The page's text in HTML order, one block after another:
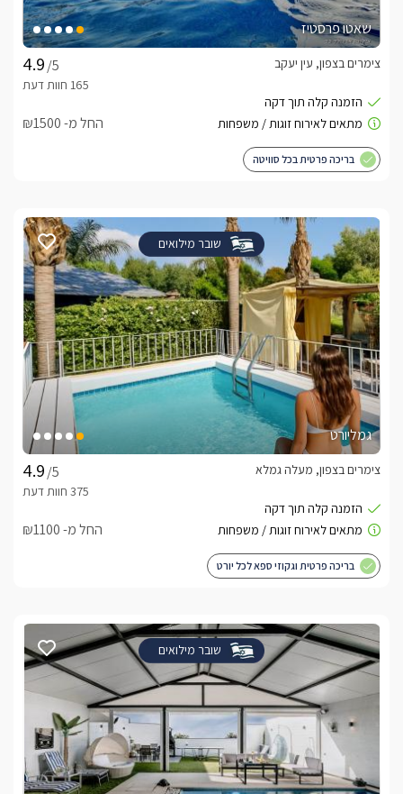
שאטו פרסטיז
/5
צימרים בצפון, עין יעקב
החל מ- ₪1500
בריכה פרטית בכל סוויטה
שובר מילואים
גמליורט
/5
צימרים בצפון, מעלה גמלא
החל מ- ₪1100
בריכה פרטית וגקוזי ספא לכל יורט
שובר מילואים